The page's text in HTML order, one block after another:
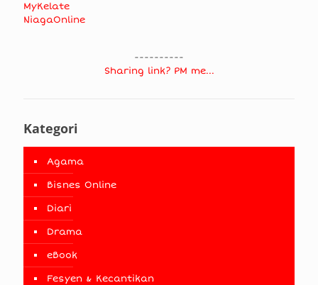
MyKelate
NiagaOnline
----------
Sharing link? PM me...
Kategori
Agama
Bisnes Online
Diari
Drama
eBook
Fesyen & Kecantikan